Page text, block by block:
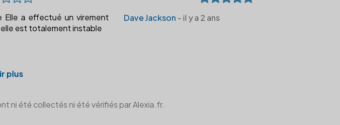
Elle a effectué un virement
est totalement instable
Dave Jackson - il y a 2 ans
plus
ni été collectés ni été vérifiés par Alexia.fr.